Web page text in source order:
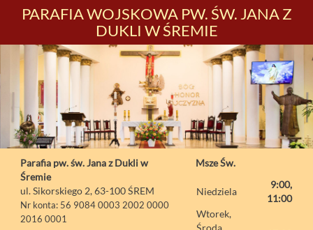
PARAFIA WOJSKOWA PW. ŚW. JANA Z
DUKLI W ŚREMIE
Parafia pw. św. Jana z Dukli w
Śremie
ul. Sikorskiego 2, 63-100 ŚREM
Nr konta: 56 9084 0003 2002 0000
2016 0001
Msze Św.
Niedziela
9:00,
11:00
Wtorek,
Środa,